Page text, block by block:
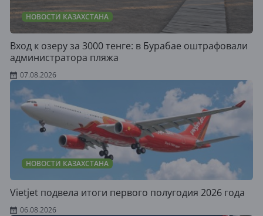
НОВОСТИ КАЗАХСТАНА
Вход к озеру за 3000 тенге: в Бурабае оштрафовали
администратора пляжа
07.08.2026
НОВОСТИ КАЗАХСТАНА
Vietjet подвела итоги первого полугодия 2026 года
06.08.2026